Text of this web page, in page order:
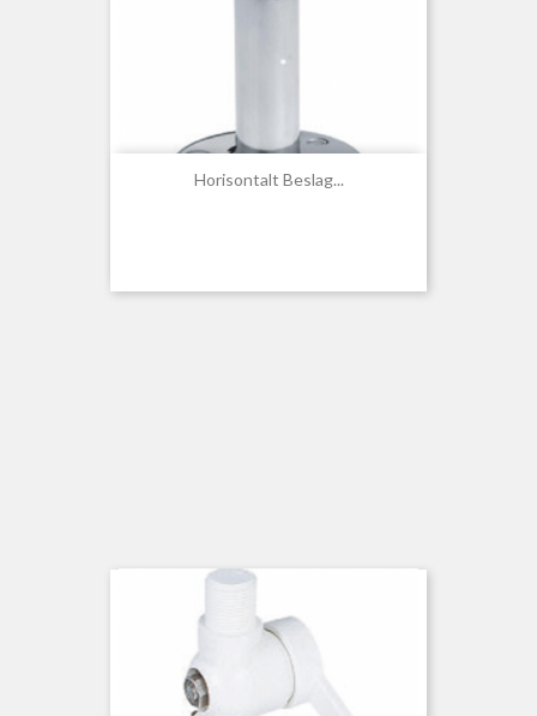
Horisontalt Beslag...